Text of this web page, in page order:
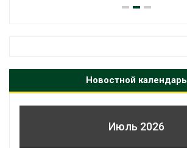
Новостной календарь
Июль 2026